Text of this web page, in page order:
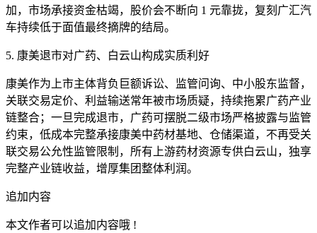
加，市场承接资金枯竭，股价会不断向 1 元靠拢，复刻广汇汽
车持续低于面值最终摘牌的结局。
5. 康美退市对广药、白云山构成实质利好
康美作为上市主体背负巨额诉讼、监管问询、中小股东监督，
关联交易定价、利益输送常年被市场质疑，持续拖累广药产业
链整合；一旦完成退市，广药可摆脱二级市场严格披露与监管
约束，低成本完整承接康美中药材基地、仓储渠道，不再受关
联交易公允性监管限制，所有上游药材资源专供白云山，独享
完整产业链收益，增厚集团整体利润。
追加内容
本文作者可以追加内容哦 !